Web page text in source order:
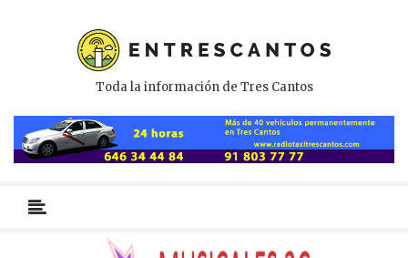
Toda la información de Tres Cantos
primario